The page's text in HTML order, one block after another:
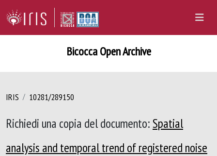
Bicocca Open Archive
IRIS 10281/289150
Richiedi una copia del documento:Spatial
analysis and temporal trend of registered noise